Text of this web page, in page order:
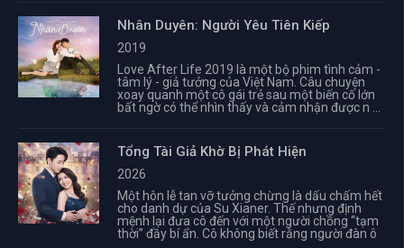
Nhân Duyên: Người Yêu Tiên Kiếp
2019
Love After Life 2019 là một bộ phim tình cảm -
tâm lý - giả tưởng của Việt Nam. Câu chuyện
xoay quanh một cô gái trẻ sau một biến cố lớn
bất ngờ có thể nhìn thấy và cảm nhận được n ...
Tổng Tài Giả Khờ Bị Phát Hiện
2026
Một hôn lễ tan vỡ tưởng chừng là dấu chấm hết
cho danh dự của Su Xianer. Thế nhưng định
mệnh lại đưa cô đến với một người chồng “tạm
thời” đầy bí ẩn. Cô không biết rằng người đàn ô